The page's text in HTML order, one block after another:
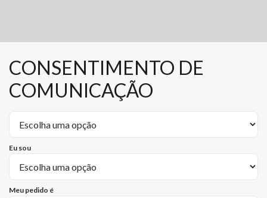
CONSENTIMENTO DE
COMUNICAÇÃO
Eu sou
Meu pedido é